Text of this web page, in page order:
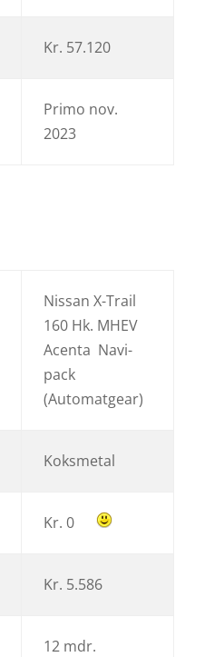
Kr. 57.120
Primo nov.
2023
Nissan X-Trail
160 Hk. MHEV
Acenta Navi-
pack
(Automatgear)
Koksmetal
Kr. 0
Kr. 5.586
12 mdr.